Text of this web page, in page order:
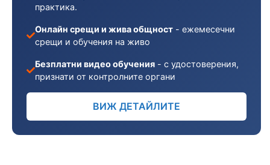
практика.
Онлайн срещи и жива общност - ежемесечни
срещи и обучения на живо
Безплатни видео обучения - с удостоверения,
признати от контролните органи
ВИЖ ДЕТАЙЛИТЕ